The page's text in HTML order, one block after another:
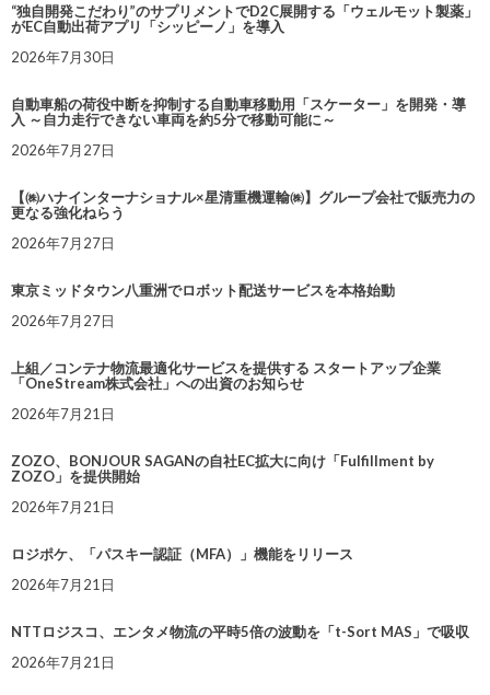
“独自開発こだわり”のサプリメントでD2C展開する「ウェルモット製薬」
がEC自動出荷アプリ「シッピーノ」を導入
2026年7月30日
自動車船の荷役中断を抑制する自動車移動用「スケーター」を開発・導
入 ～自力走行できない車両を約5分で移動可能に～
2026年7月27日
【㈱ハナインターナショナル×星清重機運輸㈱】グループ会社で販売力の
更なる強化ねらう
2026年7月27日
東京ミッドタウン八重洲でロボット配送サービスを本格始動
2026年7月27日
上組／コンテナ物流最適化サービスを提供する スタートアップ企業
「OneStream株式会社」への出資のお知らせ
2026年7月21日
ZOZO、BONJOUR SAGANの自社EC拡大に向け「Fulfillment by
ZOZO」を提供開始
2026年7月21日
ロジポケ、「パスキー認証（MFA）」機能をリリース
2026年7月21日
NTTロジスコ、エンタメ物流の平時5倍の波動を「t-Sort MAS」で吸収
2026年7月21日